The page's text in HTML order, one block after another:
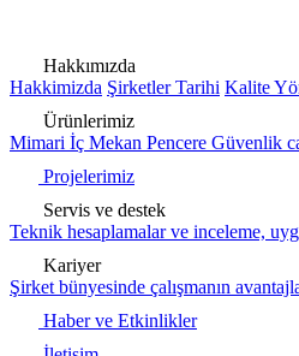
Hakkımızda
Hakkimizda Şirketler Tarihi Kalite
Ürünlerimiz
Mimari İç Mekan Pencere Güvenlik
Projelerimiz
Servis ve destek
Teknik hesaplamalar ve inceleme,
Kariyer
Şirket bünyesinde çalışmanın
Haber ve Etkinlikler